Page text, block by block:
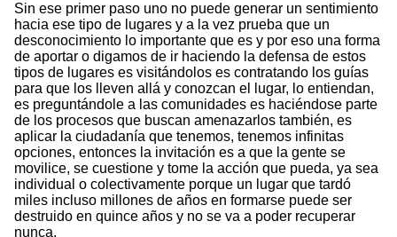
Sin ese primer paso uno no puede generar un sentimiento
hacia ese tipo de lugares y a la vez prueba que un
desconocimiento lo importante que es y por eso una forma
de aportar o digamos de ir haciendo la defensa de estos
tipos de lugares es visitándolos es contratando los guías
para que los lleven allá y conozcan el lugar, lo entiendan,
es preguntándole a las comunidades es haciéndose parte
de los procesos que buscan amenazarlos también, es
aplicar la ciudadanía que tenemos, tenemos infinitas
opciones, entonces la invitación es a que la gente se
movilice, se cuestione y tome la acción que pueda, ya sea
individual o colectivamente porque un lugar que tardó
miles incluso millones de años en formarse puede ser
destruido en quince años y no se va a poder recuperar
nunca.